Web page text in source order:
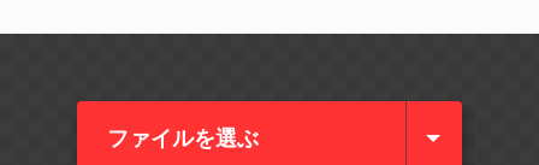
ファイルを選ぶ